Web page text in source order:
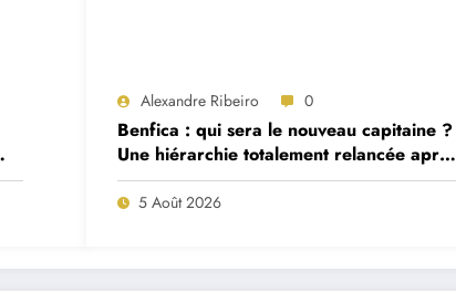
Alexandre Ribeiro 0
Benfica : qui sera le nouveau capitaine ?
Une hiérarchie totalement relancée après
deux départs majeurs
5 Août 2026